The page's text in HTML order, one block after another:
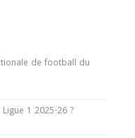
sur la Coupe
de football du
1 2025-26 ?